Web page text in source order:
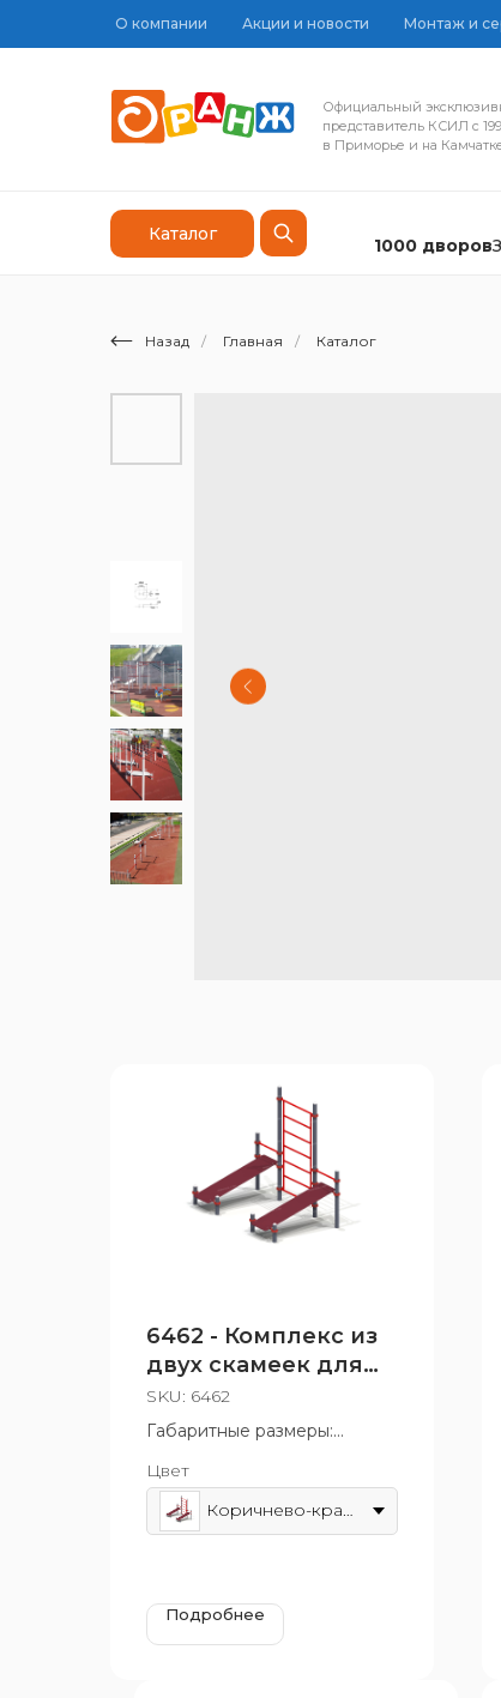
О компании Акции и новости Монтаж и
Каталог
Официальный
представитель КСИЛ с
в Приморье и на
1000 дворов
Назад / Главная / Каталог
6462 - Комплекс из
двух скамеек для
пресса и шведской
стенки
SKU: 6462
Габаритные размеры:
Возрастная группа: от 14 лет
Цвет
Коричнево-красный
Подробнее